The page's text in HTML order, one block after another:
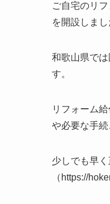
ご自宅のリ
を開設しまし
和歌山県で
す。
リフォーム
や必要な手続
少しでも早
（https://